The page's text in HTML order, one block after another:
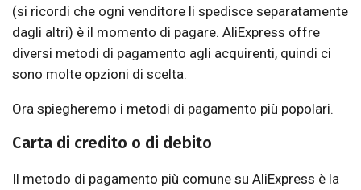
(si ricordi che ogni venditore li spedisce separatamente
dagli altri) è il momento di pagare. AliExpress offre
diversi metodi di pagamento agli acquirenti, quindi ci
sono molte opzioni di scelta.
Ora spiegheremo i metodi di pagamento più popolari.
Carta di credito o di debito
Il metodo di pagamento più comune su AliExpress è la